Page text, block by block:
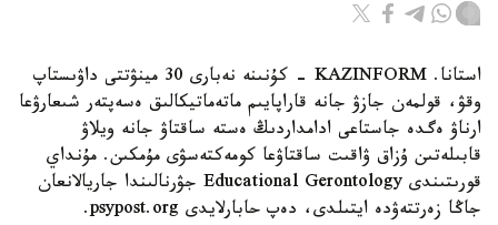
استانا. KAZINFORM - كۇنىنە نەبارى 30 مينۋتتى داۋىستاپ
وقۋ، قولمەن جازۋ جانە قاراپايىم ماتەماتيكالىق ەسەپتەر شىعارۋعا
ارناۋ ەگدە جاستاعى ادامداردىڭ ەستە ساقتاۋ جانە ويلاۋ
قابىلەتىن ۇزاق ۋاقىت ساقتاۋعا كومەكتەسۋى مۇمكىن. مۇنداي
قورىتىندى Educational Gerontology جۋرنالىندا جاريالانعان
جاڭا زەرتتەۋدە ايتىلدى، دەپ حابارلايدى psypost.org.